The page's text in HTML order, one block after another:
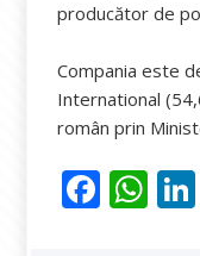
producător de
Compania este
International
român prin
F W